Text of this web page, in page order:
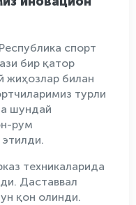
спорт
бир қатор
жиҳозлар билан
турли
шундай
рум
техникаларида
Даставвал
қон олинди.